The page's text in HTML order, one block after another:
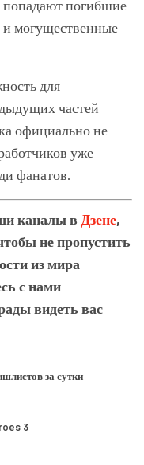
попадают погибшие
могущественные
для
частей
официально не
уже
фанатов.
каналы в Дзене,
не пропустить
из мира
с нами
видеть вас
за сутки
3